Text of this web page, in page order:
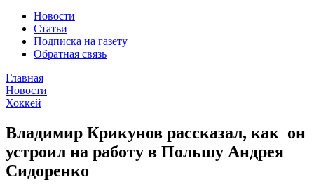
Новости
Статьи
Подписка на газету
Обратная связь
Главная
Новости
Хоккей
Владимир Крикунов рассказал, как он
устроил на работу в Польшу Андрея
Сидоренко